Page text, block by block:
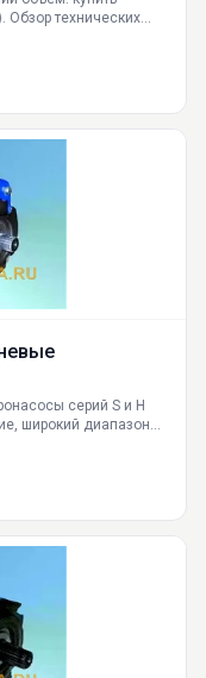
Обзор технических
серий S и H
широкий диапазон